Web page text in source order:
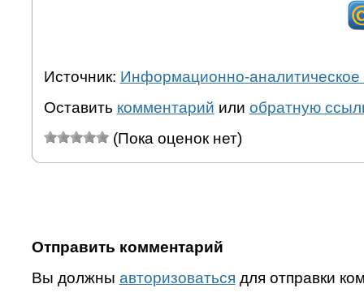
Источник: Информационно-аналитическое
Оставить комментарий или обратную
(Пока оценок нет)
Отправить комментарий
Вы должны авторизоваться для отправки